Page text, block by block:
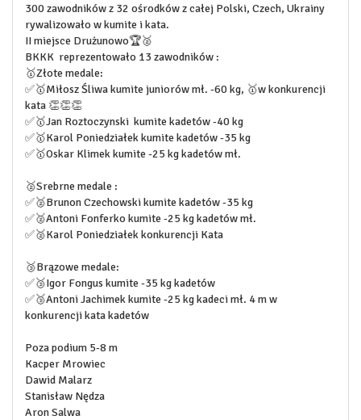
300 zawodników z 32 ośrodków z całej Polski, Czech, Ukrainy
rywalizowało w kumite i kata.
II miejsce Drużunowo🏆🥈
BKKK reprezentowało 13 zawodników :
🥇Złote medale:
✅🥇Miłosz Śliwa kumite juniorów mł. -60 kg, 🥇w konkurencji
kata 👏👏👏
✅🥇Jan Roztoczynski kumite kadetów -40 kg
✅🥇Karol Poniedziałek kumite kadetów -35 kg
✅🥇Oskar Klimek kumite -25 kg kadetów mł.
🥈Srebrne medale :
✅🥈Brunon Czechowski kumite kadetów -35 kg
✅🥈Antoni Fonferko kumite -25 kg kadetów mł.
✅🥈Karol Poniedziałek konkurencji Kata
🥉Brązowe medale:
✅🥉Igor Fongus kumite -35 kg kadetów
✅🥉Antoni Jachimek kumite -25 kg kadeci mł. 4 m w
konkurencji kata kadetów
Poza podium 5-8 m
Kacper Mrowiec
Dawid Malarz
Stanisław Nędza
Aron Salwa